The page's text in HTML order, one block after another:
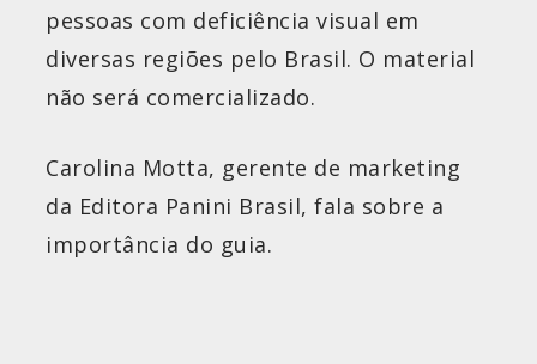
pessoas com deficiência visual em
diversas regiões pelo Brasil. O material
não será comercializado.
Carolina Motta, gerente de marketing
da Editora Panini Brasil, fala sobre a
importância do guia.